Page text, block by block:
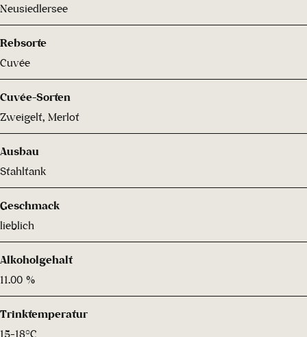
Neusiedlersee
Rebsorte
Cuvée
Cuvée-Sorten
Zweigelt, Merlot
Ausbau
Stahltank
Geschmack
lieblich
Alkoholgehalt
11.00 %
Trinktemperatur
15-18°C